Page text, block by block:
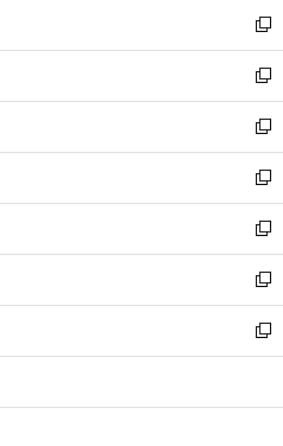
く
ド
ウ
で
開
く
ィ
ン
ド
ウ
で
開
く
い
ウ
ィ
ン
ド
ウ
で
開
く
新
し
い
ウ
ィ
ン
ド
ウ
で
開
く
新
し
い
ウ
ィ
ン
ド
ウ
で
開
く
新
し
い
ウ
ィ
ン
ド
ウ
で
開
新
し
い
ウ
ィ
ン
ド
ウ
開
新
し
い
ウ
ィ
ン
ウ
新
し
い
ウ
ン
新
し
ウ